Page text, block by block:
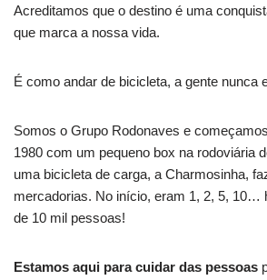
Acreditamos que o destino é uma
que marca a nossa vida.
É como andar de bicicleta, a gente nunca
Somos o Grupo Rodonaves e
1980 com um pequeno box na rodoviária
uma bicicleta de carga, a Charmosinha,
mercadorias. No início, eram 1, 2, 5, 10…
de 10 mil pessoas!
Estamos aqui para cuidar das pessoas